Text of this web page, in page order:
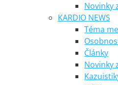
Novinky
KARDIO NEWS
Téma
Články
Novinky